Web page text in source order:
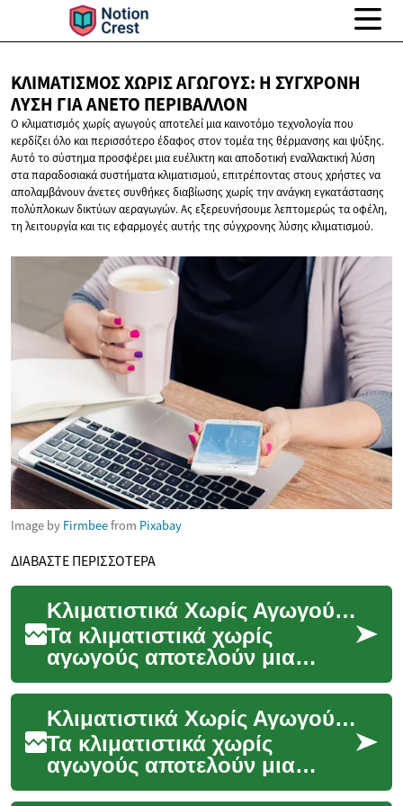
ΚΛΙΜΑΤΙΣΜΌΣ ΧΩΡΊΣ ΑΓΩΓΟΎΣ: Η ΣΎΓΧΡΟΝΗ
ΛΎΣΗ ΓΙΑΆΝΕΤΟ ΠΕΡΙΒΆΛΛΟΝ
Ο κλιματισμός χωρίς αγωγούς αποτελεί μια καινοτόμο τεχνολογία που
κερδίζει όλο και περισσότερο έδαφος στον τομέα της θέρμανσης και ψύξης.
Αυτό το σύστημα προσφέρει μια ευέλικτη και αποδοτική εναλλακτική λύση
στα παραδοσιακά συστήματα κλιματισμού, επιτρέποντας στους χρήστες να
απολαμβάνουν άνετες συνθήκες διαβίωσης χωρίς την ανάγκη εγκατάστασης
πολύπλοκων δικτύων αεραγωγών. Ας εξερευνήσουμε λεπτομερώς τα οφέλη,
τη λειτουργία και τις εφαρμογές αυτής της σύγχρονης λύσης κλιματισμού.
Image by Firmbeefrom Pixabay
ΔΙΑΒΑΣΤΕ ΠΕΡΙΣΣΟΤΕΡΑ
Κλιματιστικά Χωρίς Αγωγούς: Η Σύγχρονη Λύση για Άνετο Κλίμα
Τα κλιματιστικά χωρίς
αγωγούς αποτελούν μια
καινοτόμο τεχνολογία που
φέρνει επανάσταση στον
τρόπο που ψύχουμε και θερ...
Κλιματιστικά Χωρίς Αγωγούς: Η Σύγχρονη Λύση για Άνετο Περιβάλλον
Τα κλιματιστικά χωρίς
αγωγούς αποτελούν μια
καινοτόμο τεχνολογία που